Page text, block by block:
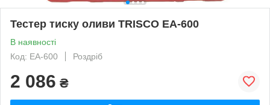
Тестер тиску оливи TRISCO EA-600
В наявності
Код: EA-600
Роздріб
2 086 ₴